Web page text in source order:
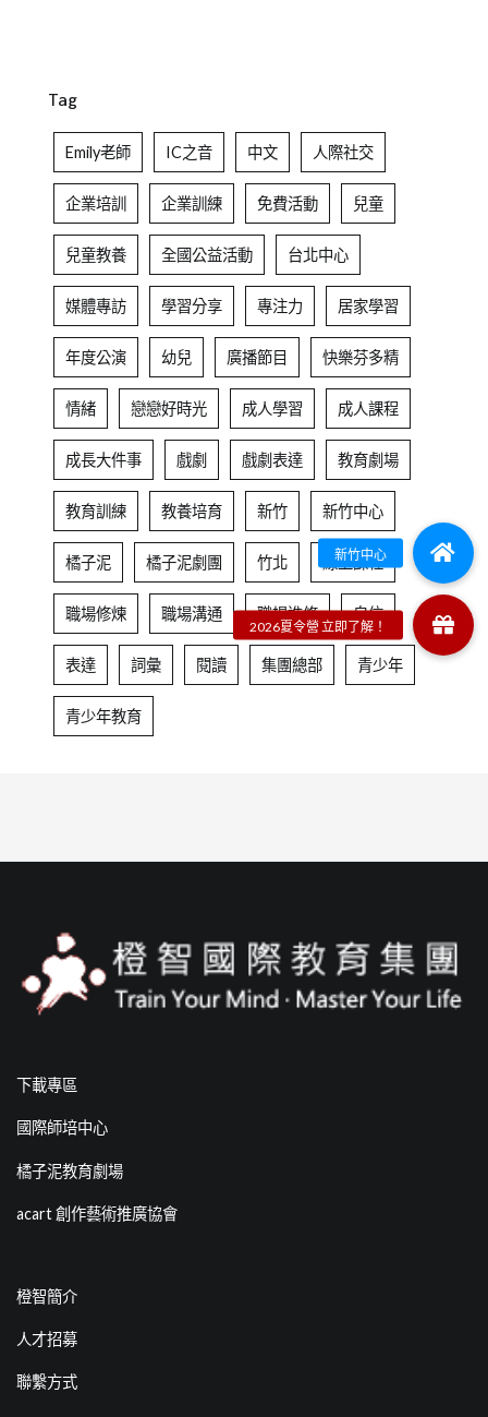
Tag
Emily老師 IC之音 中文 人際社交
企業培訓 企業訓練 免費活動 兒童
兒童教養 全國公益活動 台北中心
媒體專訪 學習分享 專注力 居家學習
年度公演 幼兒 廣播節目 快樂芬多精
情緒 戀戀好時光 成人學習 成人課程
成長大件事 戲劇 戲劇表達 教育劇場
教育訓練 教養培育 新竹 新竹中心
橘子泥 橘子泥劇團 竹北 線上課程
職場修煉 職場溝通 職場進修 自信
表達 詞彙 閱讀 集團總部 青少年
青少年教育
下載專區
國際師培中心
橘子泥教育劇場
acart 創作藝術推廣協會
橙智簡介
人才招募
聯繫方式